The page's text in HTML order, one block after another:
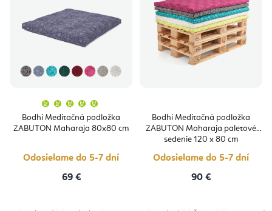
Bodhi Meditačná podložka
ZABUTON Maharaja 80x80 cm
produktu
je
5,0
hviezdičiek.
Odosielame do 5-7 dní
69 €
Bodhi Meditačná podložka
ZABUTON Maharaja paletové
sedenie 120 x 80 cm
Odosielame do 5-7 dní
90 €